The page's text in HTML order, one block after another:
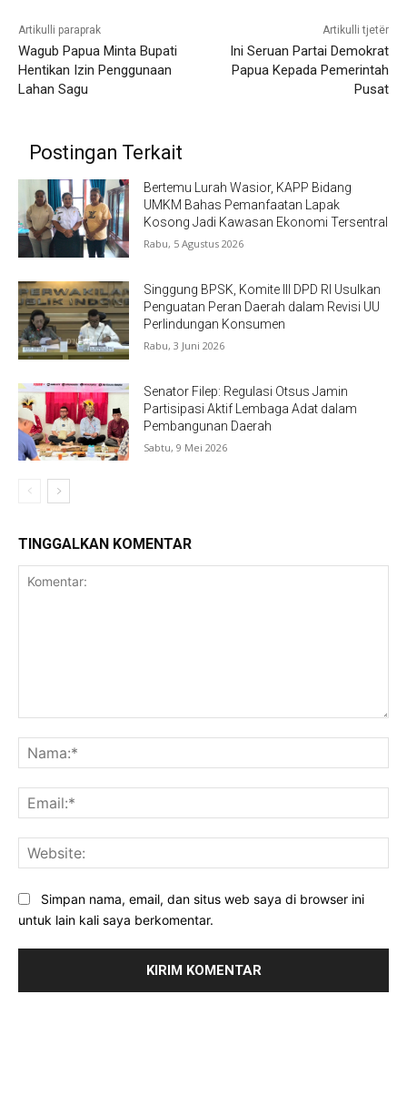
Artikulli paraprak
Wagub Papua Minta Bupati
Hentikan Izin Penggunaan
Lahan Sagu
Artikulli tjetër
Ini Seruan Partai Demokrat
Papua Kepada Pemerintah
Pusat
Postingan Terkait
Bertemu Lurah Wasior, KAPP Bidang
UMKM Bahas Pemanfaatan Lapak
Kosong Jadi Kawasan Ekonomi Tersentral
Rabu, 5 Agustus 2026
Singgung BPSK, Komite III DPD RI Usulkan
Penguatan Peran Daerah dalam Revisi UU
Perlindungan Konsumen
Rabu, 3 Juni 2026
Senator Filep: Regulasi Otsus Jamin
Partisipasi Aktif Lembaga Adat dalam
Pembangunan Daerah
Sabtu, 9 Mei 2026
TINGGALKAN KOMENTAR
Simpan nama, email, dan situs web saya di browser ini
untuk lain kali saya berkomentar.